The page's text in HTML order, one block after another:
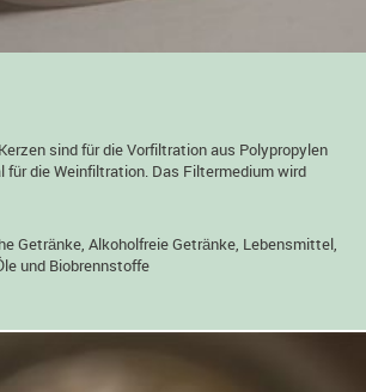
sind für die Vorfiltration aus Polypropylen
für die Weinfiltration. Das Filtermedium wird
Getränke, Alkoholfreie Getränke, Lebensmittel,
und Biobrennstoffe